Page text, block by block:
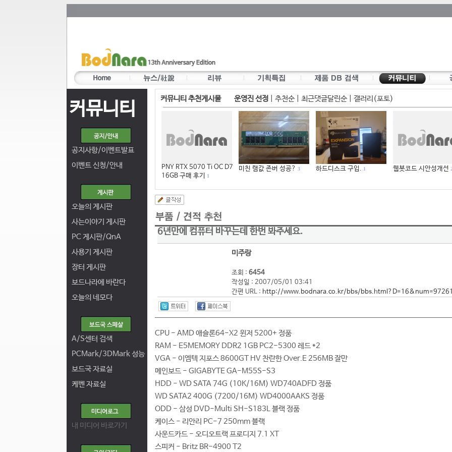
커뮤니티
공지사항/이벤트발표
이벤트 신청/안내
오늘의 게시판
사는이야기 게시판
PC 게시판/QnA
사용기 게시판
장터 게시판
보드나라에 바란다
오늘의 네모다
A/S센터 검색
PCMark/3DMark 성능
보드국 자료실
케벤 자료실
내 미디어 바로가기
커뮤니티 추천게시물 운영진 선정 추천순| 최근댓글달린순| 갤러리(포토)
PNY RTX 5070 Ti OC D7
16GB 구매 후기
1
미친 램값 존버 성공? 3 하드디스크 구입. 1 웹봇코드 시안성개선 2
6년만에 컴퓨터 바꾸는데 한번 봐주세요.
미주랑
조회 : 6454
작성일 : 2007/05/01 03:41
간편 URL : http://www.bodnara.co.kr/bbs/
CPU - AMD 애슬론64-X2 윈저 5200+ 정품
RAM - E5MEMORY DDR2 1GB PC2-5300 레드 *2
VGA - 이엠텍 지포스 8600GT HV 찬란한 Over.E 256MB 잘만
메인보드 - GIGABYTE GA-M55S-S3
HDD - WD SATA 74G (10K/16M) WD740ADFD 정품
WD SATA2 400G (7200/16M) WD4000AAKS 정품
ODD - 삼성 DVD-Multi SH-S183L 블랙 정품
케이스 - 리안리 PC-7 250mm 블랙
사운드카드 - 오디오트랙 프로디지 7.1 XT
스피커 - Britz BR-4900 T2